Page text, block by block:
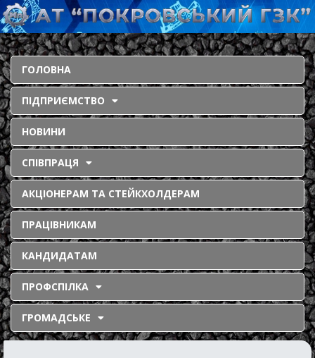
ГОЛОВНА
ПІДПРИЄМСТВО
НОВИНИ
СПІВПРАЦЯ
АКЦІОНЕРАМ ТА СТЕЙКХОЛДЕРАМ
ПРАЦІВНИКАМ
КАНДИДАТАМ
ПРОФСПІЛКА
ГРОМАДСЬКЕ